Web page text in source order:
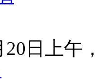
20日上午